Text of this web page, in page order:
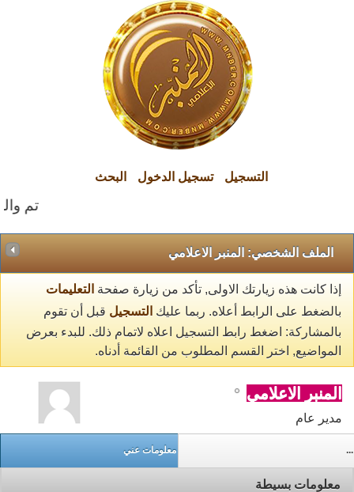
التسجيل تسجيل الدخول البحث
تم
الملف الشخصي: المنبر الاعلامي
إذا كانت هذه زيارتك الاولى, تأكد من زيارة صفحة التعليمات
بالضغط على الرابط أعلاه. ربما عليك التسجيل قبل أن تقوم
بالمشاركة: اضغط رابط التسجيل اعلاه لاتمام ذلك. للبدء بعرض
المواضيع, اختر القسم المطلوب من القائمة أدناه.
المنبر الاعلامي
مدير عام
معلومات عني ...
معلومات بسيطة